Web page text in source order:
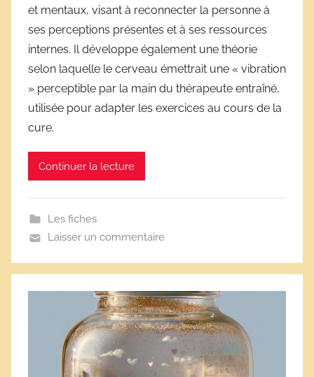
s
s
e
s
et mentaux, visant à reconnecter la personne à
ses perceptions présentes et à ses ressources
internes. Il développe également une théorie
selon laquelle le cerveau émettrait une « vibration
» perceptible par la main du thérapeute entraîné,
utilisée pour adapter les exercices au cours de la
cure.
Continuer la lecture
Les fiches
Laisser un commentaire